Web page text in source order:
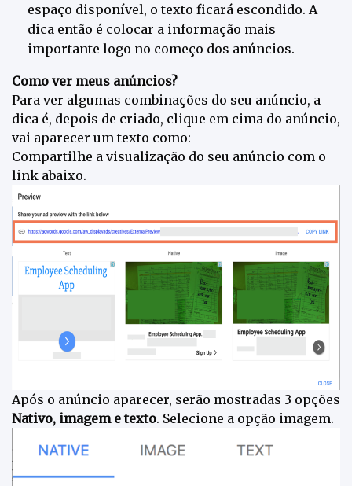
espaço disponível, o texto ficará escondido. A
dica então é colocar a informação mais
importante logo no começo dos anúncios.
Como ver meus anúncios?
Para ver algumas combinações do seu anúncio, a
dica é, depois de criado, clique em cima do anúncio,
vai aparecer um texto como:
Compartilhe a visualização do seu anúncio com o
link abaixo.
Após o anúncio aparecer, serão mostradas 3 opções
Nativo, imagem e texto. Selecione a opção imagem.